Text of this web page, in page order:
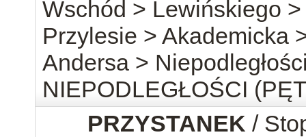
Wschód > Lewińskiego
Przylesie > Akademicka
Andersa >
NIEPODLEGŁOŚCI
PRZYSTANEK /